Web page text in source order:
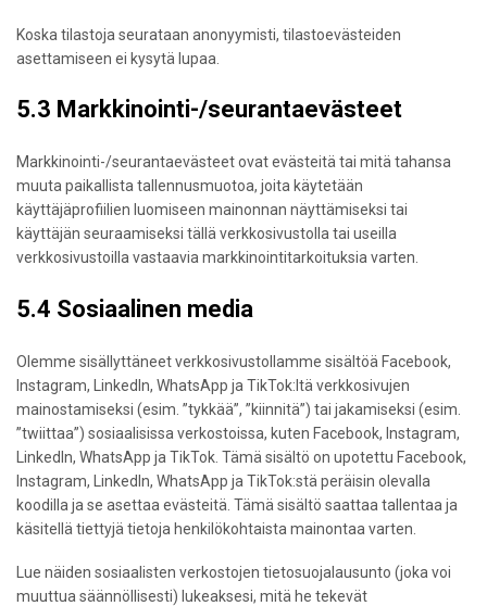
Koska tilastoja seurataan anonyymisti, tilastoevästeiden
asettamiseen ei kysytä lupaa.
5.3 Markkinointi-/seurantaevästeet
Markkinointi-/seurantaevästeet ovat evästeitä tai mitä tahansa
muuta paikallista tallennusmuotoa, joita käytetään
käyttäjäprofiilien luomiseen mainonnan näyttämiseksi tai
käyttäjän seuraamiseksi tällä verkkosivustolla tai useilla
verkkosivustoilla vastaavia markkinointitarkoituksia varten.
5.4 Sosiaalinen media
Olemme sisällyttäneet verkkosivustollamme sisältöä Facebook,
Instagram, LinkedIn, WhatsApp ja TikTok:ltä verkkosivujen
mainostamiseksi (esim. ”tykkää”, ”kiinnitä”) tai jakamiseksi (esim.
”twiittaa”) sosiaalisissa verkostoissa, kuten Facebook, Instagram,
LinkedIn, WhatsApp ja TikTok. Tämä sisältö on upotettu Facebook,
Instagram, LinkedIn, WhatsApp ja TikTok:stä peräisin olevalla
koodilla ja se asettaa evästeitä. Tämä sisältö saattaa tallentaa ja
käsitellä tiettyjä tietoja henkilökohtaista mainontaa varten.
Lue näiden sosiaalisten verkostojen tietosuojalausunto (joka voi
muuttua säännöllisesti) lukeaksesi, mitä he tekevät